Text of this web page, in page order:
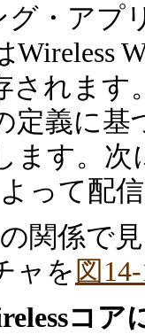
グ・ア
されます
定義に基
ます。
よって配
の関係で
ャを 図
コ